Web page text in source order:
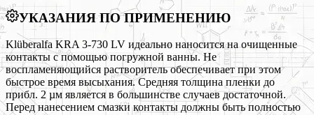
УКАЗАНИЯ ПО ПРИМЕНЕНИЮ
Klüberalfa KRA 3-730 LV идеально наносится на очищенные
контакты с помощью погружной ванны. Не
воспламеняющийся растворитель обеспечивает при этом
быстрое время высыхания. Средняя толщина пленки до
прибл. 2 µм является в большинстве случаев достаточной.
Перед нанесением смазки контакты должны быть полностью